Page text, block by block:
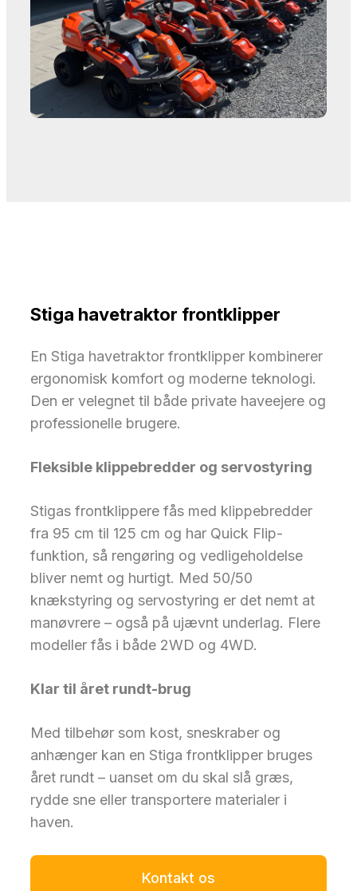
Stiga havetraktor frontklipper
En Stiga havetraktor frontklipper kombinerer
ergonomisk komfort og moderne teknologi.
Den er velegnet til både private haveejere og
professionelle brugere.
Fleksible klippebredder og servostyring
Stigas frontklippere fås med klippebredder
fra 95 cm til 125 cm og har Quick Flip-
funktion, så rengøring og vedligeholdelse
bliver nemt og hurtigt. Med 50/50
knækstyring og servostyring er det nemt at
manøvrere – også på ujævnt underlag. Flere
modeller fås i både 2WD og 4WD.
Klar til året rundt-brug
Med tilbehør som kost, sneskraber og
anhænger kan en Stiga frontklipper bruges
året rundt – uanset om du skal slå græs,
rydde sne eller transportere materialer i
haven.
Kontakt os